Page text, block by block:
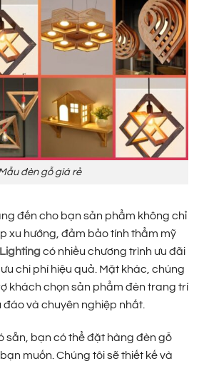
đèn gỗ giá rẻ
đến cho bạn sản phẩm không chỉ
xu hướng, đảm bảo tính thẩm mỹ
có nhiều chương trình ưu đãi
chi phí hiệu quả. Mặt khác, chúng
khách chọn sản phẩm đèn trang trí
và chuyên nghiệp nhất.
sẵn, bạn có thể đặt hàng đèn gỗ
muốn. Chúng tôi sẽ thiết kế và